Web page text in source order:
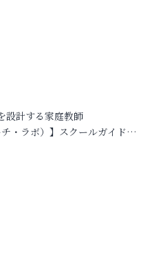
設計する家庭教師
・ラボ）】スクールガイド…